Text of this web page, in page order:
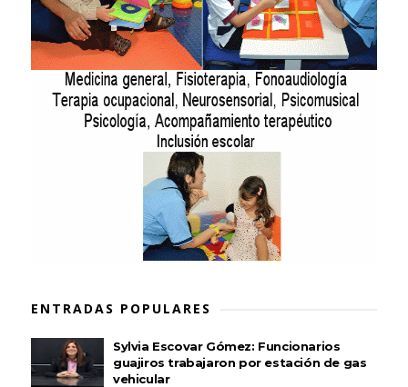
ENTRADAS POPULARES
Sylvia Escovar Gómez: Funcionarios
guajiros trabajaron por estación de gas
vehicular